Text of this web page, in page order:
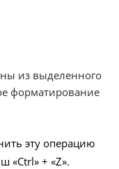
из выделенного
форматирование
эту операцию
«Ctrl» + «Z».